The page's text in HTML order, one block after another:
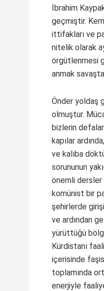
İbrahim
geçmiştir.
ittifakları ve
nitelik olarak
örgütlenmesi
anmak
Önder yoldaş
olmuştur.
bizlerin
kapılar
ve kalıba
sorununun
önemli dersler
komünist bir
şehirlerde
ve ardından
yürüttüğü
Kürdistanı
içerisinde
toplamında
enerjiyle